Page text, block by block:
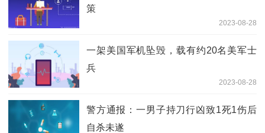
策
2023-08-28
一架美国军机坠毁，载有约20名美军士
兵
2023-08-28
警方通报：一男子持刀行凶致1死1伤后
自杀未遂